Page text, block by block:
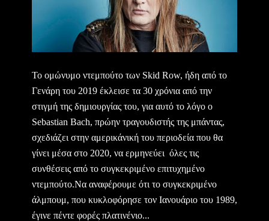
To ομώνυμο ντεμπούτο των Skid Row, ήδη από το
Γενάρη του 2019 έκλεισε τα 30 χρόνια από την
στιγμή της δημιουργίας του, για αυτό το λόγο ο
Sebastian Bach, πρώην τραγουδιστής της μπάντας,
σχεδιάζει στην αμερικάνική του περιοδεία που θα
γίνει μέσα στο 2020, να ερμηνεύει όλες τις
συνθέσεις από το συγκεκριμένο επιτυχημένο
ντεμπούτο.Να αναφέρουμε ότι το συγκεκριμένο
άλμπουμ, που κυκλοφόρησε τον Ιανουάριο του 1989,
έγινε πέντε φορές πλατινένιο...